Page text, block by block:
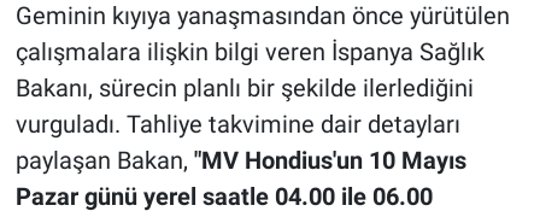
Geminin kıyıya yanaşmasından önce yürütülen
çalışmalara ilişkin bilgi veren İspanya Sağlık
Bakanı, sürecin planlı bir şekilde ilerlediğini
vurguladı. Tahliye takvimine dair detayları
paylaşan Bakan, "MV Hondius'un 10 Mayıs
Pazar günü yerel saatle 04.00 ile 06.00